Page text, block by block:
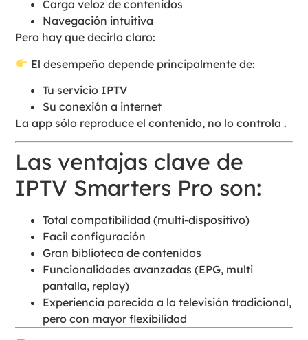
Carga veloz de contenidos
Navegación intuitiva
Pero hay que decirlo claro:
El desempeño depende principalmente de:
Tu servicio IPTV
Su conexión a internet
La app sólo reproduce el contenido, no lo controla .
Las ventajas clave de
IPTV Smarters Pro son:
Total compatibilidad (multi-dispositivo)
Facil configuración
Gran biblioteca de contenidos
Funcionalidades avanzadas (EPG, multi
pantalla, replay)
Experiencia parecida a la televisión tradicional,
pero con mayor flexibilidad